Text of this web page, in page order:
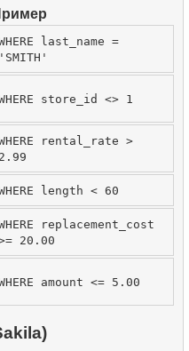
last_name =
'SMITH'
store_id <> 1
rental_rate >
2.99
length < 60
replacement_cost
20.00
amount <= 5.00